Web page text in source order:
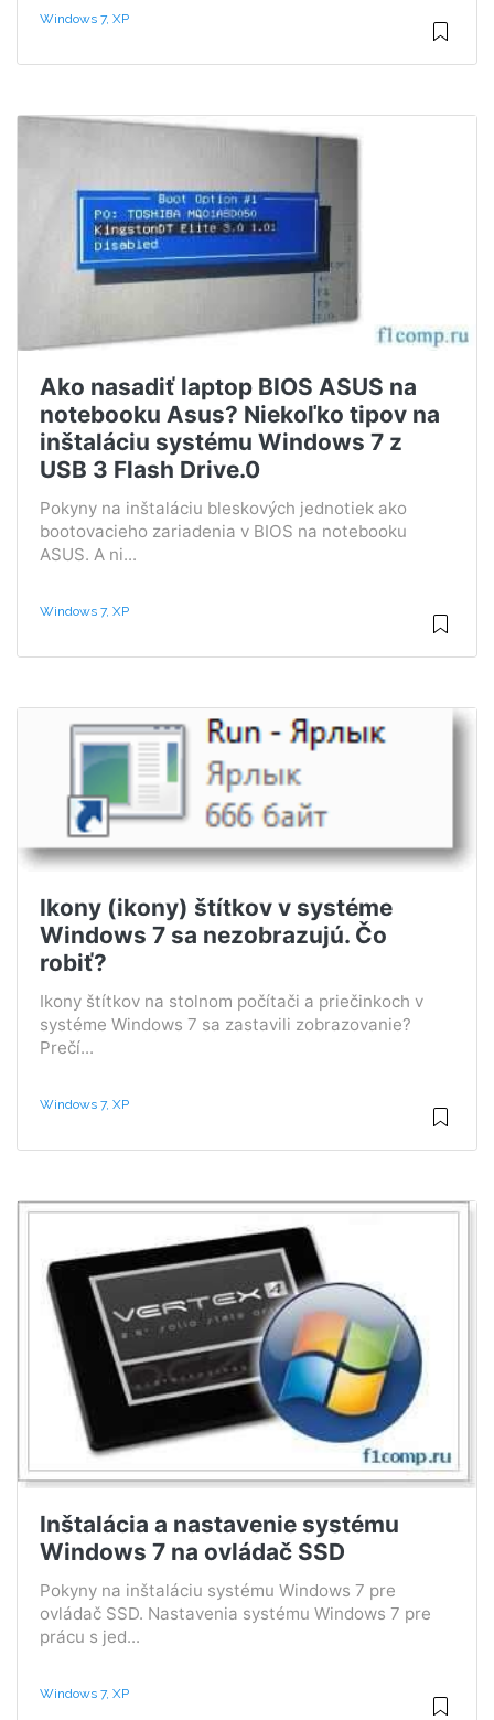
Windows 7, XP
Ako nasadiť laptop BIOS ASUS na
notebooku Asus? Niekoľko tipov na
inštaláciu systému Windows 7 z
USB 3 Flash Drive.0
Pokyny na inštaláciu bleskových jednotiek ako
bootovacieho zariadenia v BIOS na notebooku
ASUS. A ni...
Windows 7, XP
Ikony (ikony) štítkov v systéme
Windows 7 sa nezobrazujú. Čo
robiť?
Ikony štítkov na stolnom počítači a priečinkoch v
systéme Windows 7 sa zastavili zobrazovanie?
Prečí...
Windows 7, XP
Inštalácia a nastavenie systému
Windows 7 na ovládač SSD
Pokyny na inštaláciu systému Windows 7 pre
ovládač SSD. Nastavenia systému Windows 7 pre
prácu s jed...
Windows 7, XP